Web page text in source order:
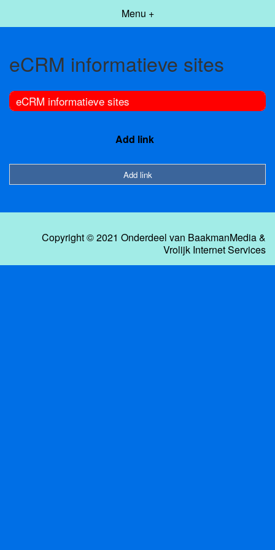
Menu +
eCRM informatieve sites
eCRM informatieve sites
Add link
Add link
Copyright © 2021 Onderdeel van BaakmanMedia&
Vrolijk Internet Services